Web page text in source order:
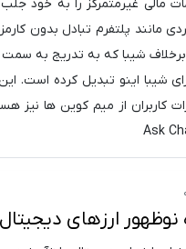
غیرمتمرکز را به خود
مانند پلتفرم تبادل بدون
برخلاف شیبا که به تدریج به
اینو تبدیل کرده است.
کاربران از میم کوین ها نیز
نوظهور ارزهای